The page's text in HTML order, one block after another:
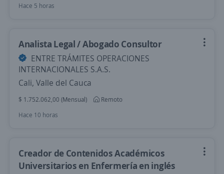
Hace 5 horas
Analista Legal / Abogado Consultor
ENTRE TRÁMITES OPERACIONES
INTERNACIONALES S.A.S.
Cali, Valle del Cauca
$ 1.752.062,00 (Mensual)
Remoto
Hace 10 horas
Creador de Contenidos Académicos
Universitarios en Enfermería en inglés